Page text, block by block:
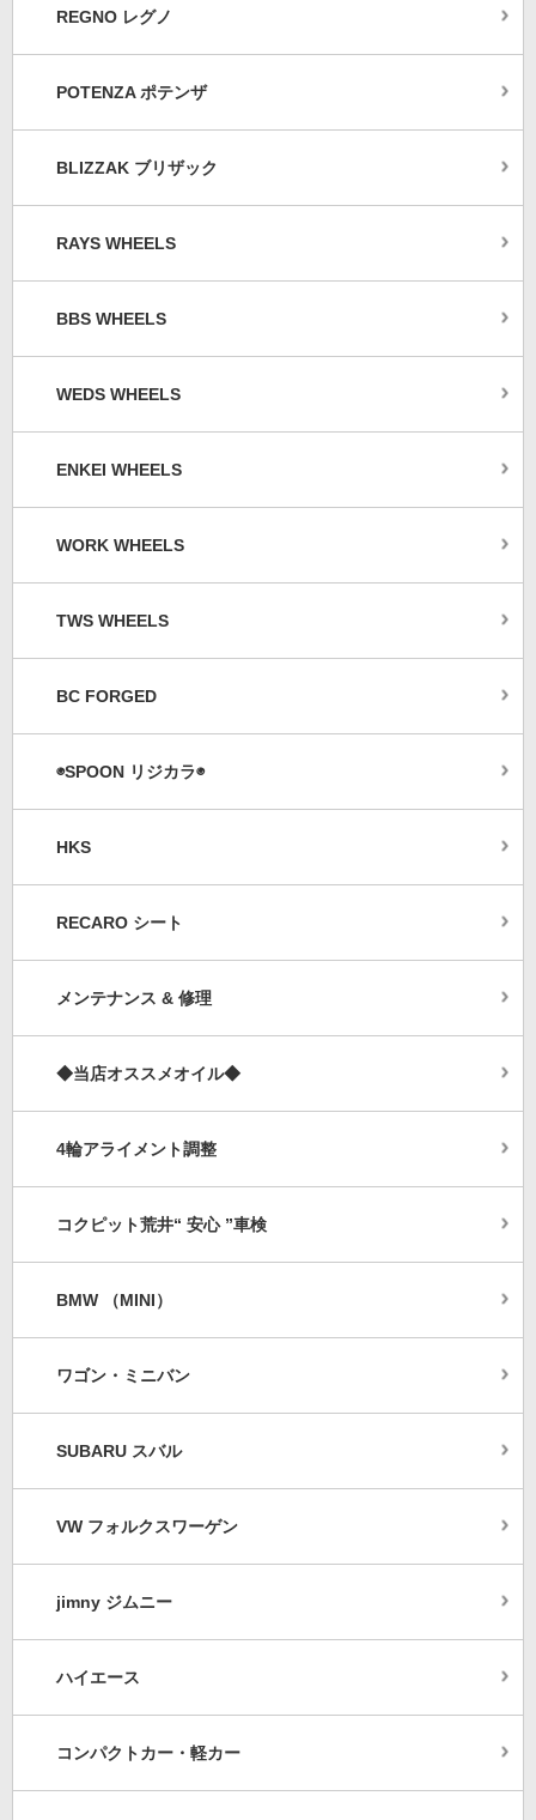
REGNO レグノ
POTENZA ポテンザ
BLIZZAK ブリザック
RAYS WHEELS
BBS WHEELS
WEDS WHEELS
ENKEI WHEELS
WORK WHEELS
TWS WHEELS
BC FORGED
◉SPOON リジカラ◉
HKS
RECARO シート
メンテナンス & 修理
◆当店オススメオイル◆
4輪アライメント調整
コクピット荒井“ 安心 ”車検
BMW （MINI）
ワゴン・ミニバン
SUBARU スバル
VW フォルクスワーゲン
jimny ジムニー
ハイエース
コンパクトカー・軽カー